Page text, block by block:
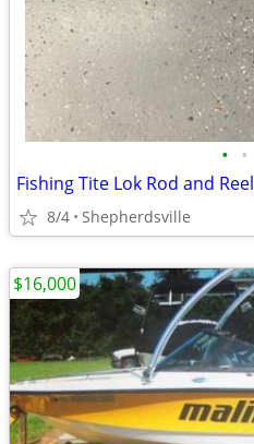
• •
Fishing Tite Lok Rod and
8/4 Shepherdsville
$16,000